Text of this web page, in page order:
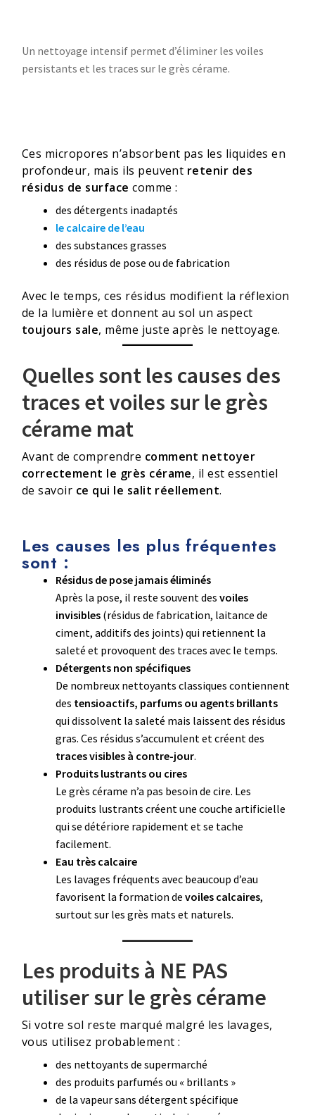
Un nettoyage intensif permet d’éliminer les voiles
persistants et les traces sur le grès cérame.
Ces micropores n’absorbent pas les liquides en
profondeur, mais ils peuvent retenir des
résidus de surface comme :
des détergents inadaptés
le calcaire de l’eau
des substances grasses
des résidus de pose ou de fabrication
Avec le temps, ces résidus modifient la réflexion
de la lumière et donnent au sol un aspect
toujours sale, même juste après le nettoyage.
Quelles sont les causes des
traces et voiles sur le grès
cérame mat
Avant de comprendre comment nettoyer
correctement le grès cérame, il est essentiel
de savoir ce qui le salit réellement.
Les causes les plus fréquentes
sont :
Résidus de pose jamais éliminés
Après la pose, il reste souvent des voiles
invisibles (résidus de fabrication, laitance de
ciment, additifs des joints) qui retiennent la
saleté et provoquent des traces avec le temps.
Détergents non spécifiques
De nombreux nettoyants classiques contiennent
des tensioactifs, parfums ou agents brillants
qui dissolvent la saleté mais laissent des résidus
gras. Ces résidus s’accumulent et créent des
traces visibles à contre-jour.
Produits lustrants ou cires
Le grès cérame n’a pas besoin de cire. Les
produits lustrants créent une couche artificielle
qui se détériore rapidement et se tache
facilement.
Eau très calcaire
Les lavages fréquents avec beaucoup d’eau
favorisent la formation de voiles calcaires,
surtout sur les grès mats et naturels.
Les produits à NE PAS
utiliser sur le grès cérame
Si votre sol reste marqué malgré les lavages,
vous utilisez probablement :
des nettoyants de supermarché
des produits parfumés ou « brillants »
de la vapeur sans détergent spécifique